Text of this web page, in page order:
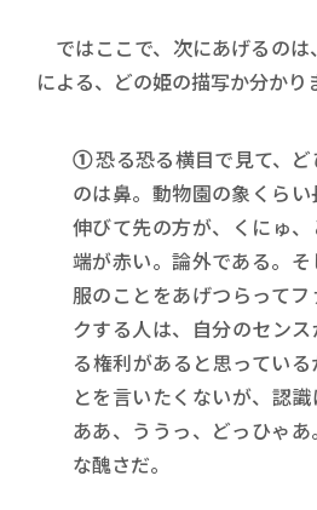
ではここで、次にあげるの
による、どの姫の描写か分かり
①恐る恐る横目で見て、
のは鼻。動物園の象くら
伸びて先の方が、くにゅ
端が赤い。論外である。
服のことをあげつらって
クする人は、自分のセン
る権利があると思ってい
とを言いたくないが、認識
ああ、ううっ、どっひゃ
な醜さだ。